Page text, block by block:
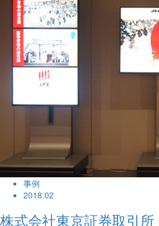
事例
2018.02
株式会社東京証券取引所